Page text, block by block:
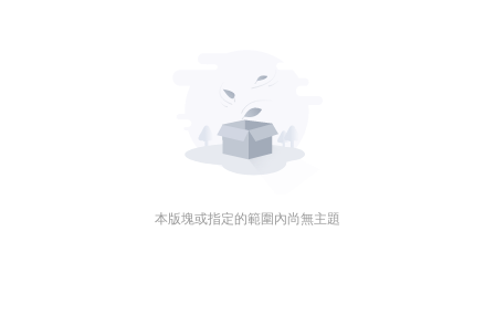
本版塊或指定的範圍內尚無主題